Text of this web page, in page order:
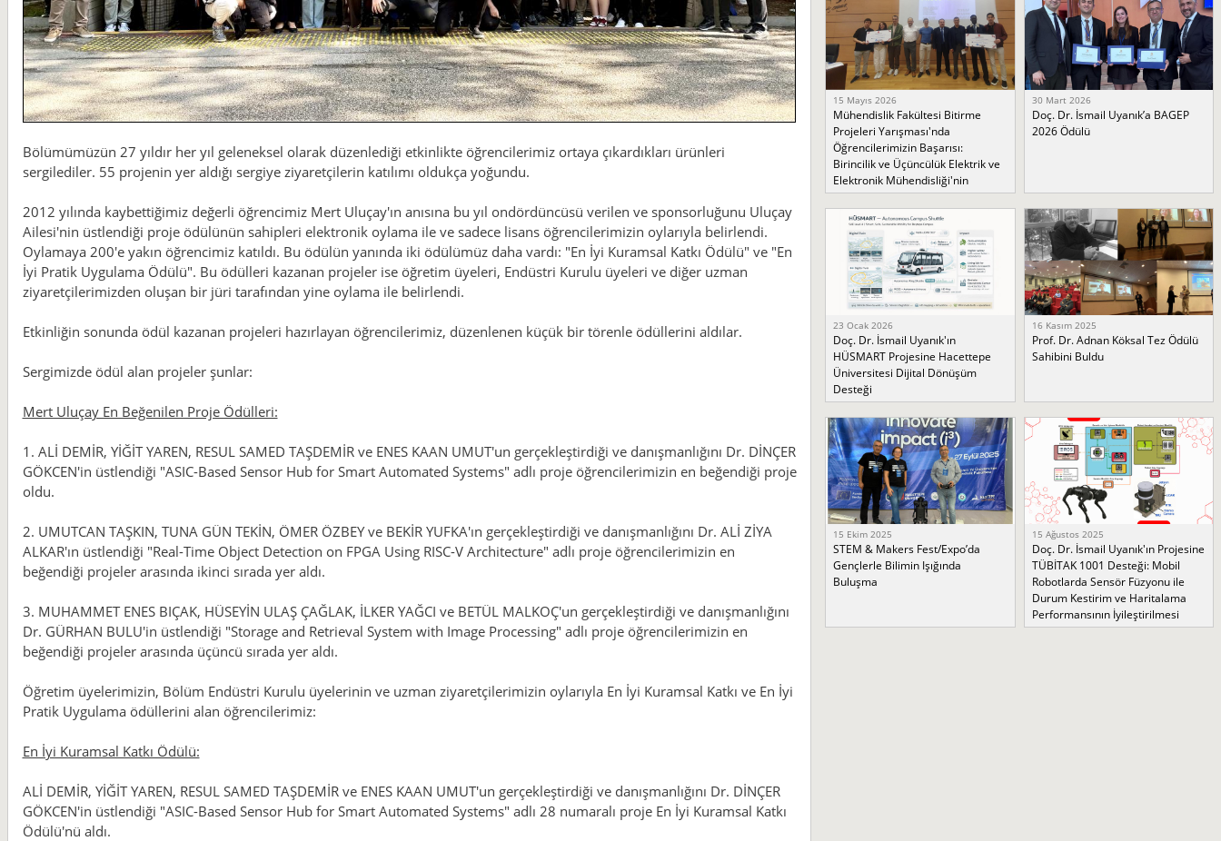
Bölümümüzün 27 yıldır her yıl geleneksel olarak düzenlediği etkinlikte öğrencilerimiz ortaya çıkardıkları ürünleri
sergilediler. 55 projenin yer aldığı sergiye ziyaretçilerin katılımı oldukça yoğundu.
2012 yılında kaybettiğimiz değerli öğrencimiz Mert Uluçay'ın anısına bu yıl ondördüncüsü verilen ve sponsorluğunu Uluçay
Ailesi'nin üstlendiği proje ödülünün sahipleri elektronik oylama ile ve sadece lisans öğrencilerimizin oylarıyla belirlendi.
Oylamaya 200'e yakın öğrencimiz katıldı. Bu ödülün yanında iki ödülümüz daha vardı: "En İyi Kuramsal Katkı Ödülü" ve "En
İyi Pratik Uygulama Ödülü". Bu ödülleri kazanan projeler ise öğretim üyeleri, Endüstri Kurulu üyeleri ve diğer uzman
ziyaretçilerimizden oluşan bir jüri tarafından yine oylama ile belirlendi.
Etkinliğin sonunda ödül kazanan projeleri hazırlayan öğrencilerimiz, düzenlenen küçük bir törenle ödüllerini aldılar.
Sergimizde ödül alan projeler şunlar:
Mert Uluçay En Beğenilen Proje Ödülleri:
1. ALİ DEMİR, YİĞİT YAREN, RESUL SAMED TAŞDEMİR ve ENES KAAN UMUT'un gerçekleştirdiği ve danışmanlığını Dr. DİNÇER
GÖKCEN'in üstlendiği "ASIC-Based Sensor Hub for Smart Automated Systems" adlı proje öğrencilerimizin en beğendiği proje
oldu.
2. UMUTCAN TAŞKIN, TUNA GÜN TEKİN, ÖMER ÖZBEY ve BEKİR YUFKA'ın gerçekleştirdiği ve danışmanlığını Dr. ALİ ZİYA
ALKAR'ın üstlendiği "Real-Time Object Detection on FPGA Using RISC-V Architecture" adlı proje öğrencilerimizin en
beğendiği projeler arasında ikinci sırada yer aldı.
3. MUHAMMET ENES BIÇAK, HÜSEYİN ULAŞ ÇAĞLAK, İLKER YAĞCI ve BETÜL MALKOÇ'un gerçekleştirdiği ve danışmanlığını
Dr. GÜRHAN BULU'in üstlendiği "Storage and Retrieval System with Image Processing" adlı proje öğrencilerimizin en
beğendiği projeler arasında üçüncü sırada yer aldı.
Öğretim üyelerimizin, Bölüm Endüstri Kurulu üyelerinin ve uzman ziyaretçilerimizin oylarıyla En İyi Kuramsal Katkı ve En İyi
Pratik Uygulama ödüllerini alan öğrencilerimiz:
En İyi Kuramsal Katkı Ödülü:
ALİ DEMİR, YİĞİT YAREN, RESUL SAMED TAŞDEMİR ve ENES KAAN UMUT'un gerçekleştirdiği ve danışmanlığını Dr. DİNÇER
GÖKCEN'in üstlendiği "ASIC-Based Sensor Hub for Smart Automated Systems" adlı 28 numaralı proje En İyi Kuramsal Katkı
Ödülü'nü aldı.
15 Mayıs 2026
Mühendislik Fakültesi Bitirme
Projeleri Yarışması'nda
Öğrencilerimizin Başarısı:
Birincilik ve Üçüncülük Elektrik ve
Elektronik Mühendisliği'nin
30 Mart 2026
Doç. Dr. İsmail Uyanık’a BAGEP
2026 Ödülü
23 Ocak 2026
Doç. Dr. İsmail Uyanık'ın
HÜSMART Projesine Hacettepe
Üniversitesi Dijital Dönüşüm
Desteği
16 Kasım 2025
Prof. Dr. Adnan Köksal Tez Ödülü
Sahibini Buldu
15 Ekim 2025
STEM & Makers Fest/Expo’da
Gençlerle Bilimin Işığında
Buluşma
15 Ağustos 2025
Doç. Dr. İsmail Uyanık'ın Projesine
TÜBİTAK 1001 Desteği: Mobil
Robotlarda Sensör Füzyonu ile
Durum Kestirim ve Haritalama
Performansının İyileştirilmesi